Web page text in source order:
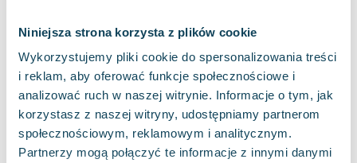
Niniejsza strona korzysta z plików cookie
Wykorzystujemy pliki cookie do spersonalizowania treści
i reklam, aby oferować funkcje społecznościowe i
analizować ruch w naszej witrynie. Informacje o tym, jak
korzystasz z naszej witryny, udostępniamy partnerom
społecznościowym, reklamowym i analitycznym.
Partnerzy mogą połączyć te informacje z innymi danymi
Ogryzek Aureliusza
2011 Marcin Fabjański
Przedstawiamy porywającą opowieść o
gimnazjaliście, który zdołał przełamać system!
Aureliusz „Spidi” Szypki trafia na pierwsze str...
0.0
Miękka
Pakujemy jutro
Używana
Wyprzedaż